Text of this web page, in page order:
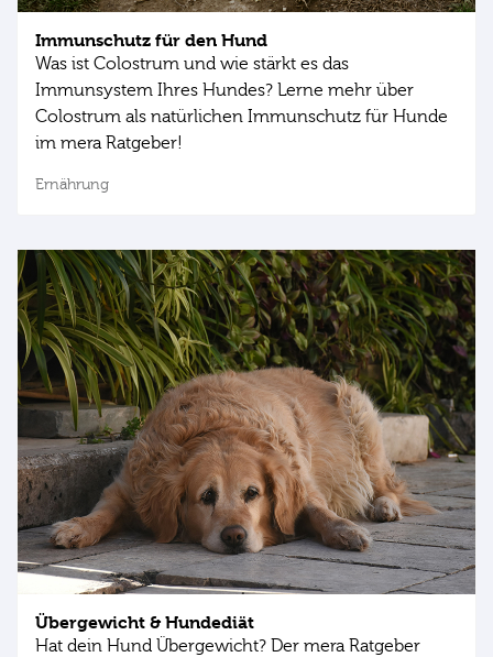
Immunschutz für den Hund
Was ist Colostrum und wie stärkt es das
Immunsystem Ihres Hundes? Lerne mehr über
Colostrum als natürlichen Immunschutz für Hunde
im mera Ratgeber!
Ernährung
Übergewicht & Hundediät
Hat dein Hund Übergewicht? Der mera Ratgeber